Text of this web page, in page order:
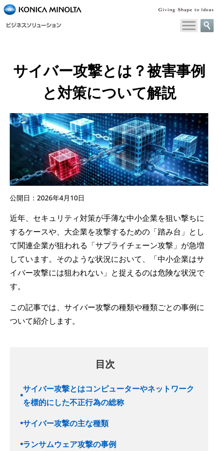
サイバー攻撃とは？被害事例
と対策について解説
公開日：2026年4月10日
近年、セキュリティ対策が手薄な中小企業を狙い撃ちに
するケースや、大企業を攻撃するための「踏み台」とし
て関連企業が狙われる「サプライチェーン攻撃」が急増
しています。そのような状況において、「中小企業はサ
イバー攻撃には狙われない」と捉えるのは危険な状況で
す。
この記事では、サイバー攻撃の種類や種類ごとの事例に
ついて紹介します。
目次
サイバー攻撃とはコンピューターやネットワーク
を標的にした不正行為の総称
サイバー攻撃の主な種類
ランサムウェア攻撃の事例